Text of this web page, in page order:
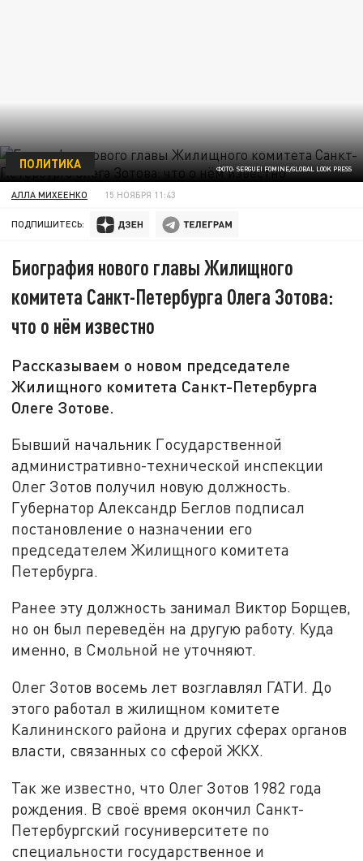
ФОТО: SERGUEI FOMINE/GLOBAL LOOK PRESS
ПОЛИТИКА
АЛЛА МИХЕЕНКО 15 НОЯБРЯ 11:43
ПОДПИШИТЕСЬ:
Биография нового главы Жилищного
комитета Санкт-Петербурга Олега Зотова:
что о нём известно
Рассказываем о новом председателе
Жилищного комитета Санкт-Петербурга
Олеге Зотове.
Бывший начальник Государственной
административно-технической инспекции
Олег Зотов получил новую должность.
Губернатор Александр Беглов подписал
постановление о назначении его
председателем Жилищного комитета
Петербурга.
Ранее эту должность занимал Виктор Борщев,
но он был переведён на другую работу. Куда
именно, в Смольной не уточняют.
Олег Зотов восемь лет возглавлял ГАТИ. До
этого работал в жилищном комитете
Калининского района и других сферах органов
власти, связанных со сферой ЖКХ.
Так же известно, что Олег Зотов 1982 года
рождения. В своё время окончил Санкт-
Петербургский госуниверситете по
специальности государственное и